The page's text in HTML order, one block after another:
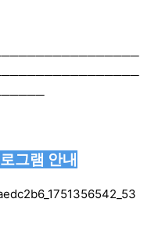
그램 안내